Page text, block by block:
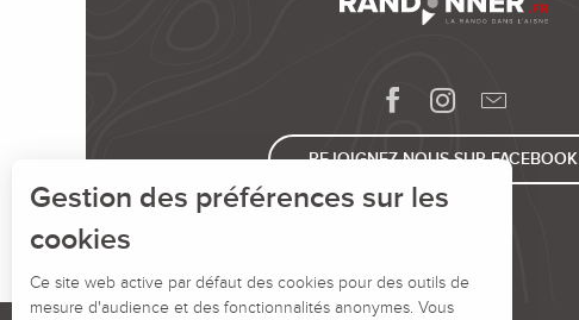
REJOIGNEZ-NOUS SUR FACEBOOK
Gestion des préférences sur les
cookies
Ce site web active par défaut des cookies pour des outils de
mesure d'audience et des fonctionnalités anonymes. Vous